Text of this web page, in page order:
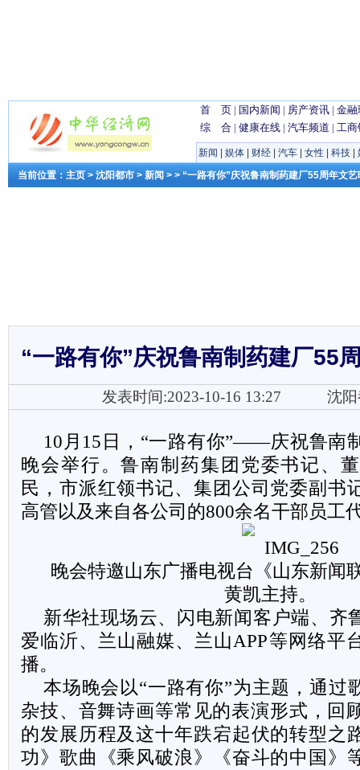
首 页 | 国内新闻 | 房产资讯 | 金融
综 合 | 健康在线 | 汽车频道 | 工商
新闻 娱体 财经 汽车 女性 科技
当前位置： 主页 > 沈阳都市 > 新闻 > > “一路有你”庆祝鲁南制药建厂55周年文
“一路有你”庆祝鲁南制药建厂55
发表时间:2023-10-16 13:27 沈
10月15日，“一路有你”——庆祝鲁南
晚会举行。鲁南制药集团党委书记、
民，市派红领书记、集团公司党委副书
高管以及来自各公司的800余名干部员工
晚会特邀山东广播电视台《山东新闻
黄凯主持。
新华社现场云、闪电新闻客户端、齐
爱临沂、兰山融媒、兰山APP等网络平
播。
本场晚会以“一路有你”为主题，通过
杂技、音舞诗画等常见的表演形式，回
的发展历程及这十年跌宕起伏的转型之
功》歌曲《乘风破浪》《奋斗的中国》